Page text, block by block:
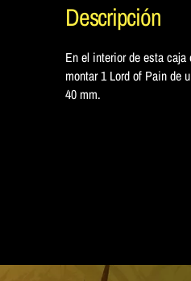
Descripción
En el interior de esta
montar 1 Lord of Pain de
40 mm.